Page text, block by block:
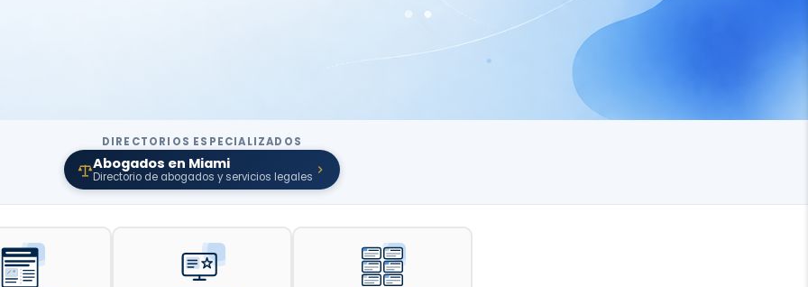
DIRECTORIOS ESPECIALIZADOS
Abogados en Miami
Directorio de abogados y servicios legales